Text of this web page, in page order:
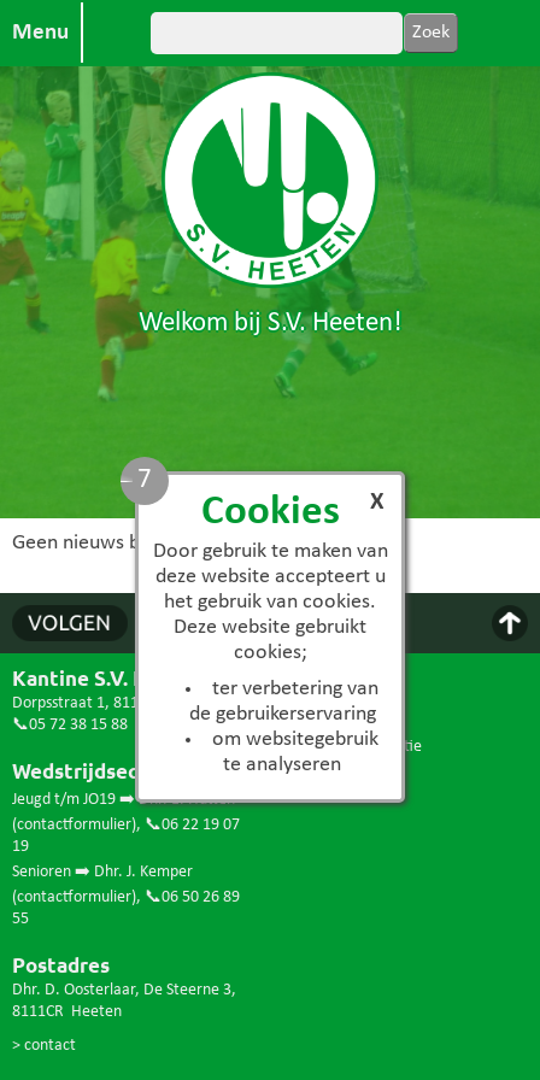
Cookies
Door gebruik te maken van
deze website accepteert u
het gebruik van cookies.
Deze website gebruikt
cookies;
ter verbetering van
de gebruikerservaring
om websitegebruik
te analyseren
X
7
Menu
Welkom bij S.V. Heeten!
Geen nieuws beschikbaar...
Kantine S.V. Heeten
Dorpsstraat 1, 8111AA Heeten
📞05 72 38 15 88
Wedstrijdsecretariaat
Jeugd t/m JO19 ➡️ Dhr. E. Hutten
(contactformulier), 📞06 22 19 07
19
Senioren ➡️ Dhr. J. Kemper
(contactformulier), 📞06 50 26 89
55
Postadres
Dhr. D. Oosterlaar, De Steerne 3,
8111CR Heeten
> contact
Pagina
> nieuws
> contact
> ledenadministratie
> teams